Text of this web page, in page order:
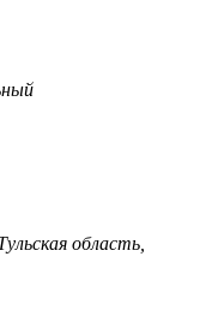
область,